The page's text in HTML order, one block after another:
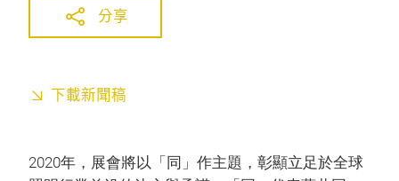
分享
下載新聞稿
2020年，展會將以「同」作主題，彰顯立足於全球